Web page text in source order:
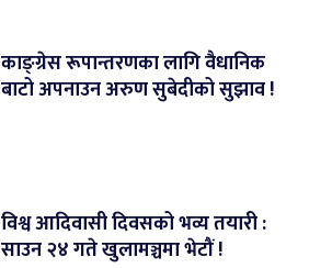
काङ्ग्रेस रूपान्तरणका लागि वैधानिक
बाटो अपनाउन अरुण सुबेदीको सुझाव !
विश्व आदिवासी दिवसको भव्य तयारी :
साउन २४ गते खुलामञ्चमा भेटौं !